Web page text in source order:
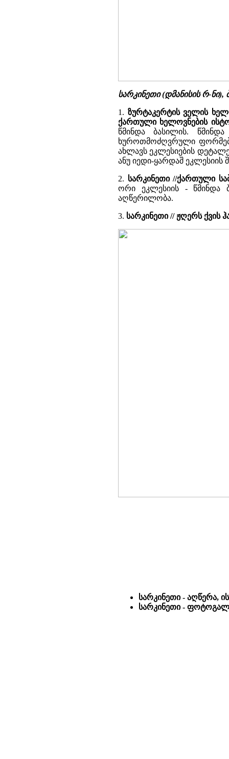
სარკინეთი (დმანისის რ-
1. ზურტაკერტის ველის
ქართული ხელოვნების
წმინდა ბასილის.
ხუროთმოძღვრული
ახლავს ეკლესიების
ანუ იედი-ყარდაშ ეკლესიის
2. სარკინეთი //ქართული
ორი ეკლესიის - წმინდა
აღწერილობა.
3. სარკინეთი // ჟღერს ქვის
სარკინეთი - აღწერა,
სარკინეთი -